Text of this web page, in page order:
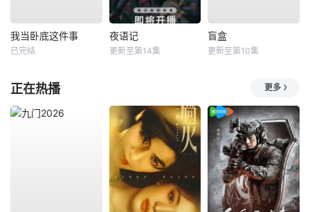
我当卧底这件事
已完结
夜语记
更新至第14集
盲盒
更新至第10集
正在热播 更多